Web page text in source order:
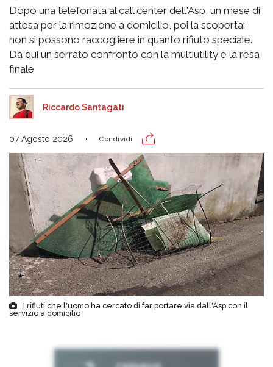
Dopo una telefonata al call center dell'Asp, un mese di
attesa per la rimozione a domicilio, poi la scoperta:
non si possono raccogliere in quanto rifiuto speciale.
Da qui un serrato confronto con la multiutility e la resa
finale
Riccardo Santagati
07 Agosto 2026 Condividi
I rifiuti che l'uomo ha cercato di far portare via dall'Asp con il
servizio a domicilio